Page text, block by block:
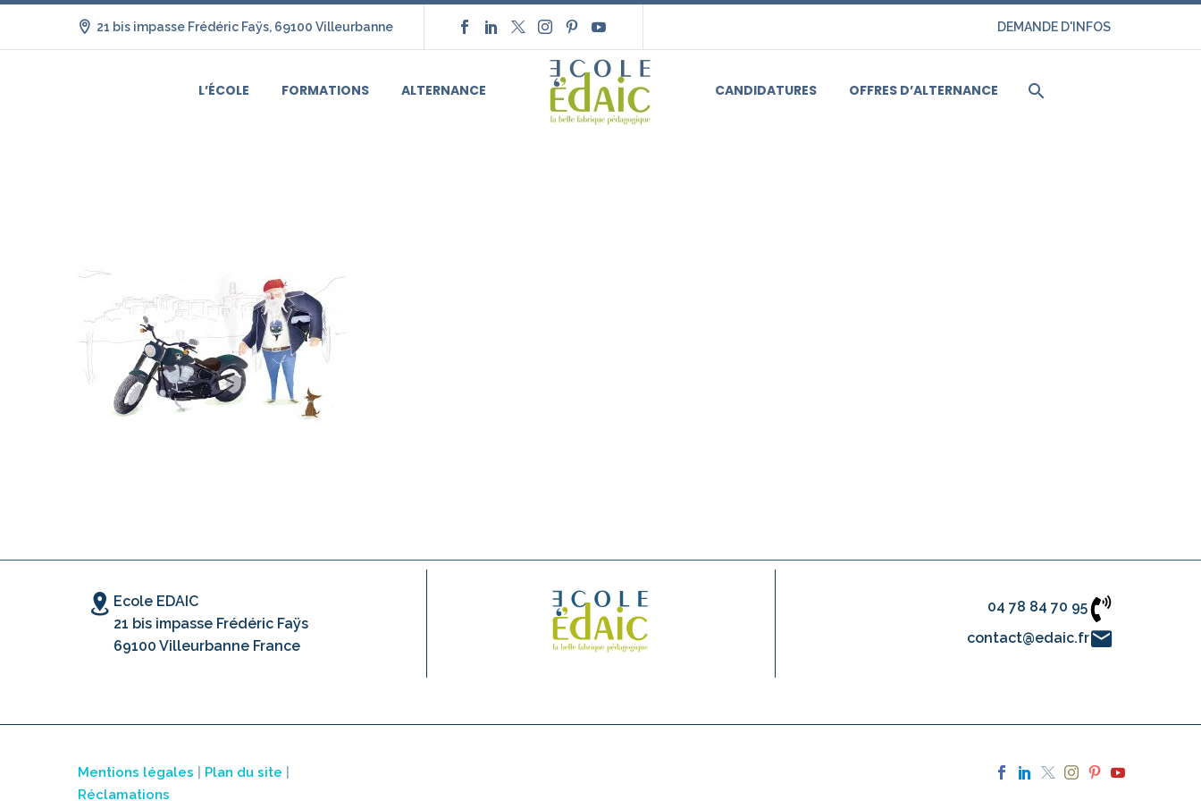
21 bis impasse Frédéric Faÿs, 69100 Villeurbanne DEMANDE D'INFOS
L’ÉCOLE FORMATIONS ALTERNANCE CANDIDATURES OFFRES D’ALTERNANCE
Ecole EDAIC
21 bis impasse Frédéric Faÿs
69100 Villeurbanne France
04 78 84 70 95
contact@edaic.fr
Mentions légales Plan du site
Réclamations